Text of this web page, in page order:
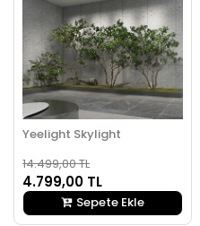
Yeelight Skylight
14.499,00 TL
4.799,00 TL
Sepete Ekle